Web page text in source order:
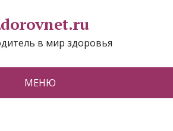
в мир здоровья
МЕНЮ